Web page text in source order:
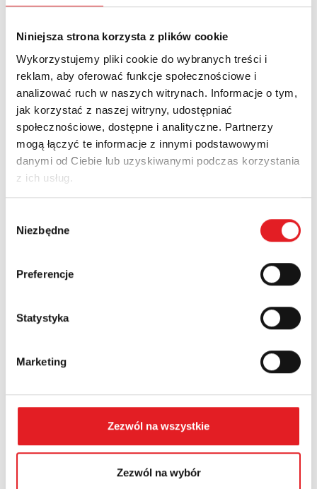
Niniejsza strona korzysta z plików cookie
Wykorzystujemy pliki cookie do wybranych treści i
reklam, aby oferować funkcje społecznościowe i
analizować ruch w naszych witrynach. Informacje o tym,
jak korzystać z naszej witryny, udostępniać
społecznościowe, dostępne i analityczne. Partnerzy
mogą łączyć te informacje z innymi podstawowymi
danymi od Ciebie lub uzyskiwanymi podczas korzystania
z ich usług.
zgody
Niezbędne
Preferencje
Statystyka
Marketing
Zezwól na wszystkie
Zezwól na wybór
Ask for the details of the offer
Name: *
Email: *
Phone:
Country: